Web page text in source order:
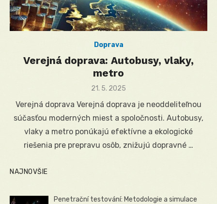
Doprava
Verejná doprava: Autobusy, vlaky,
metro
Posted
21. 5. 2025
Verejná doprava Verejná doprava je neoddeliteľnou
súčasťou moderných miest a spoločnosti. Autobusy,
vlaky a metro ponúkajú efektívne a ekologické
riešenia pre prepravu osôb, znižujú dopravné …
NAJNOVŠIE
Penetrační testování: Metodologie a simulace